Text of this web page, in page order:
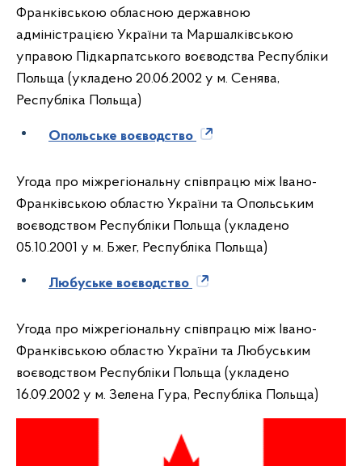
Франківською обласною державною
адміністрацією України та Маршалківською
управою Підкарпатського воєводства Республіки
Польща (укладено 20.06.2002 у м. Сенява,
Республіка Польща)
Опольське воєводство
Угода про міжрегіональну співпрацю між Івано-
Франківською областю України та Опольським
воєводством Республіки Польща (укладено
05.10.2001 у м. Бжег, Республіка Польща)
Любуське воєводство
Угода про міжрегіональну співпрацю між Івано-
Франківською областю України та Любуським
воєводством Республіки Польща (укладено
16.09.2002 у м. Зелена Гура, Республіка Польща)